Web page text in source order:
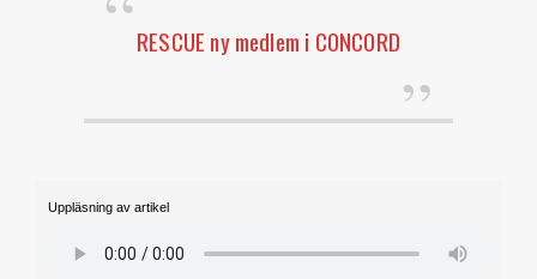
RESCUE ny medlem i CONCORD
Uppläsning av artikel